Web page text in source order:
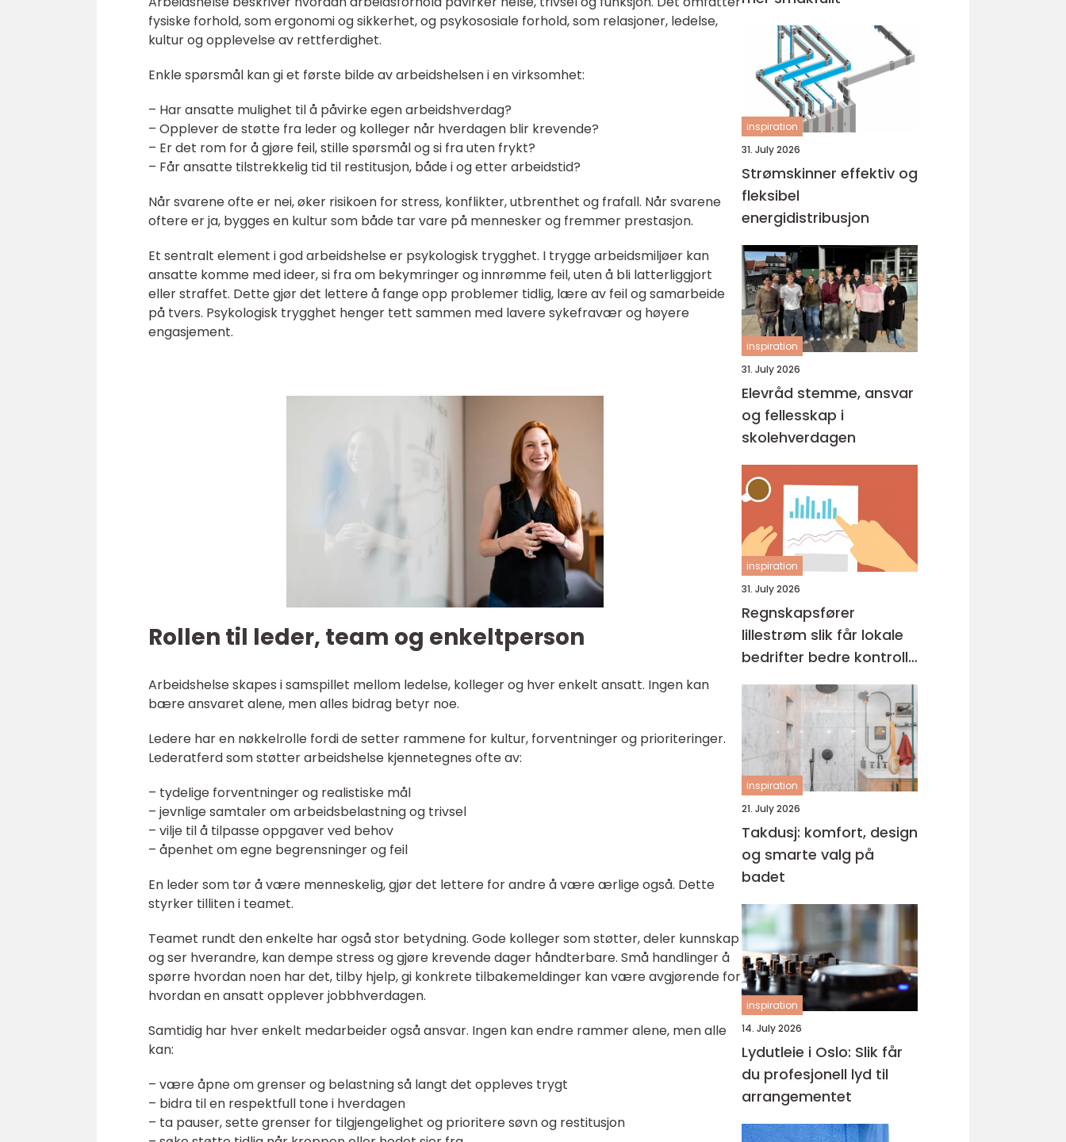
fysiske forhold, som ergonomi og sikkerhet, og psykososiale forhold, som relasjoner, ledelse,
kultur og opplevelse av rettferdighet.
Enkle spørsmål kan gi et første bilde av arbeidshelsen i en virksomhet:
– Har ansatte mulighet til å påvirke egen arbeidshverdag?
– Opplever de støtte fra leder og kolleger når hverdagen blir krevende?
– Er det rom for å gjøre feil, stille spørsmål og si fra uten frykt?
– Får ansatte tilstrekkelig tid til restitusjon, både i og etter arbeidstid?
Når svarene ofte er nei, øker risikoen for stress, konflikter, utbrenthet og frafall. Når svarene
oftere er ja, bygges en kultur som både tar vare på mennesker og fremmer prestasjon.
Et sentralt element i god arbeidshelse er psykologisk trygghet. I trygge arbeidsmiljøer kan
ansatte komme med ideer, si fra om bekymringer og innrømme feil, uten å bli latterliggjort
eller straffet. Dette gjør det lettere å fange opp problemer tidlig, lære av feil og samarbeide
på tvers. Psykologisk trygghet henger tett sammen med lavere sykefravær og høyere
engasjement.
Rollen til leder, team og enkeltperson
Arbeidshelse skapes i samspillet mellom ledelse, kolleger og hver enkelt ansatt. Ingen kan
bære ansvaret alene, men alles bidrag betyr noe.
Ledere har en nøkkelrolle fordi de setter rammene for kultur, forventninger og prioriteringer.
Lederatferd som støtter arbeidshelse kjennetegnes ofte av:
– tydelige forventninger og realistiske mål
– jevnlige samtaler om arbeidsbelastning og trivsel
– vilje til å tilpasse oppgaver ved behov
– åpenhet om egne begrensninger og feil
En leder som tør å være menneskelig, gjør det lettere for andre å være ærlige også. Dette
styrker tilliten i teamet.
Teamet rundt den enkelte har også stor betydning. Gode kolleger som støtter, deler kunnskap
og ser hverandre, kan dempe stress og gjøre krevende dager håndterbare. Små handlinger å
spørre hvordan noen har det, tilby hjelp, gi konkrete tilbakemeldinger kan være avgjørende for
hvordan en ansatt opplever jobbhverdagen.
Samtidig har hver enkelt medarbeider også ansvar. Ingen kan endre rammer alene, men alle
kan:
– være åpne om grenser og belastning så langt det oppleves trygt
– bidra til en respektfull tone i hverdagen
– ta pauser, sette grenser for tilgjengelighet og prioritere søvn og restitusjon
inspiration
31. July 2026
Strømskinner effektiv og
fleksibel
energidistribusjon
inspiration
31. July 2026
Elevråd stemme, ansvar
og fellesskap i
skolehverdagen
inspiration
31. July 2026
Regnskapsfører
lillestrøm slik får lokale
bedrifter bedre kontroll
på økonomien
inspiration
21. July 2026
Takdusj: komfort, design
og smarte valg på
badet
inspiration
14. July 2026
Lydutleie i Oslo: Slik får
du profesjonell lyd til
arrangementet